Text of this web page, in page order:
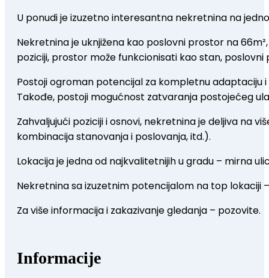
U ponudi je izuzetno interesantna nekretnina na
Nekretnina je uknjižena kao poslovni prostor na
poziciji, prostor može funkcionisati kao stan,
Postoji ogroman potencijal za kompletnu adaptaciju
Takođe, postoji mogućnost zatvaranja postojećeg
Zahvaljujući poziciji i osnovi, nekretnina je deljiva na
kombinacija stanovanja i poslovanja, itd.).
Lokacija je jedna od najkvalitetnijih u gradu – mirna
Nekretnina sa izuzetnim potencijalom na top lokaciji
Za više informacija i zakazivanje gledanja – pozovite.
Informacije